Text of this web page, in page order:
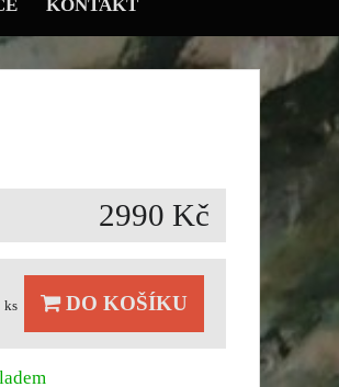
KONTAKT
2990 Kč
ks DO KOŠÍKU